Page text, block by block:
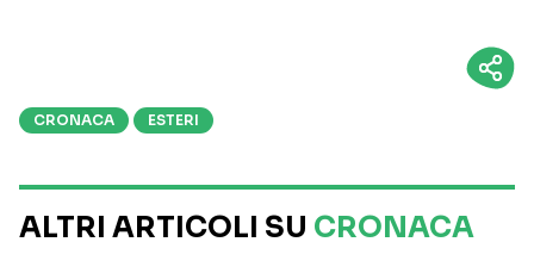
CRONACA ESTERI
ALTRI ARTICOLI SU CRONACA